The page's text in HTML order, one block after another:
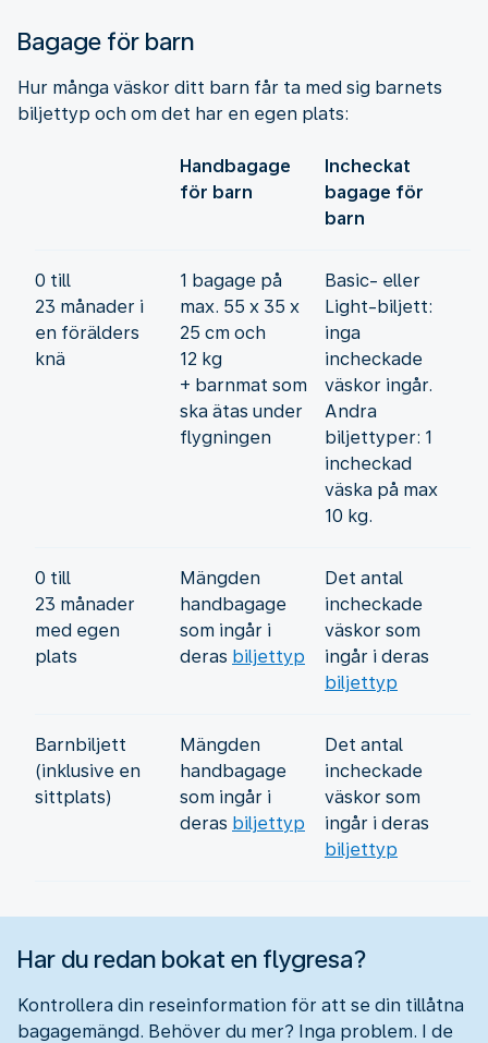
Bagage för barn
Hur många väskor ditt barn får ta med sig barnets
biljettyp och om det har en egen plats:
Handbagage
för barn
Incheckat
bagage för
barn
0 till
23 månader i
en förälders
knä
1 bagage på
max. 55 x 35 x
25 cm och
12 kg
+ barnmat som
ska ätas under
flygningen
Basic- eller
Light-biljett:
inga
incheckade
väskor ingår.
Andra
biljettyper: 1
incheckad
väska på max
10 kg.
0 till
23 månader
med egen
plats
Mängden
handbagage
som ingår i
deras biljettyp
Det antal
incheckade
väskor som
ingår i deras
biljettyp
Barnbiljett
(inklusive en
sittplats)
Mängden
handbagage
som ingår i
deras biljettyp
Det antal
incheckade
väskor som
ingår i deras
biljettyp
Har du redan bokat en flygresa?
Kontrollera din reseinformation för att se din tillåtna
bagagemängd. Behöver du mer? Inga problem. I de